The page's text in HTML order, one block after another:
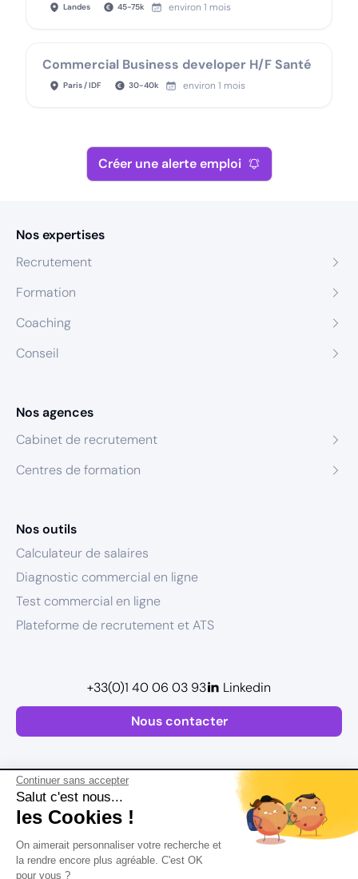
Continuer sans accepter
Salut c'est nous...
les Cookies !
On aimerait personnaliser votre recherche et
la rendre encore plus agréable. C'est OK
pour vous ?
Landes 45-75k environ 1 mois
Commercial Business developer H/F Santé
Paris / IDF 30-40k environ 1 mois
Créer une alerte emploi
Nos expertises
Recrutement
Formation
Coaching
Conseil
Nos agences
Cabinet de recrutement
Centres de formation
Nos outils
Calculateur de salaires
Diagnostic commercial en ligne
Test commercial en ligne
Plateforme de recrutement et ATS
Nous contacter
+33(0)1 40 06 03 93 Linkedin
Plan de site
Mentions légales